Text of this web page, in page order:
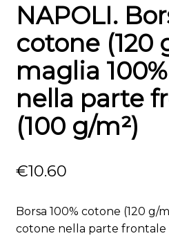
NAPOLI.
cotone (120
maglia
nella parte
(100 g/m²)
€10.60
Borsa 100% cotone (120 g/
cotone nella parte frontale